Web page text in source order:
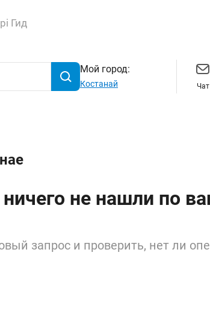
Гид
Мой город:
Костанай Чат
не нашли по
запрос и проверить, нет ли